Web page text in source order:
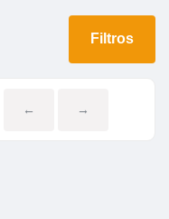
Filtros
← →